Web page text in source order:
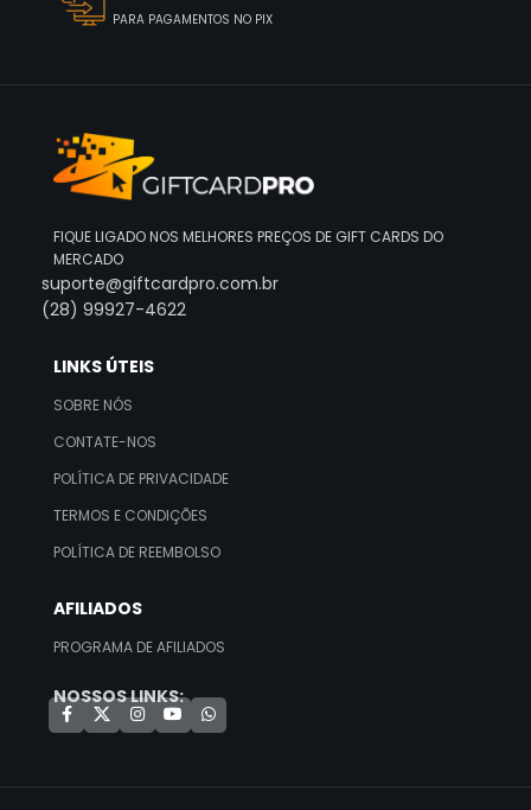
PARA PAGAMENTOS NO PIX
FIQUE LIGADO NOS MELHORES PREÇOS DE GIFT CARDS DO
MERCADO
suporte@giftcardpro.com.br
(28) 99927-4622
LINKS ÚTEIS
SOBRE NÓS
CONTATE-NOS
POLÍTICA DE PRIVACIDADE
TERMOS E CONDIÇÕES
POLÍTICA DE REEMBOLSO
AFILIADOS
PROGRAMA DE AFILIADOS
NOSSOS LINKS: